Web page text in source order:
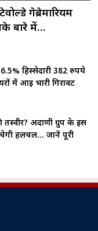
गेब्रेमारियम
बारे में…
हिस्सेदारी 382 रुपये
में आई भारी गिरावट
अदाणी ग्रुप के इस
हलचल… जानें पूरी